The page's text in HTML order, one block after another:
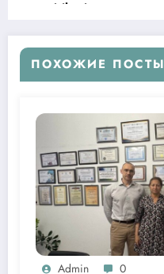
tajribasi
ПОХОЖИЕ ПОСТЫ
Admin 0